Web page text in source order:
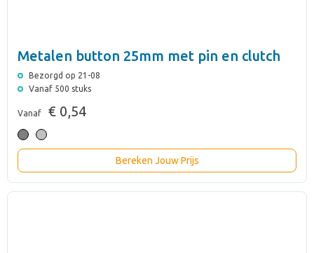
Metalen button 25mm met pin en clutch
Bezorgd op 21-08
Vanaf 500 stuks
Vanaf € 0,54
Bereken Jouw Prijs